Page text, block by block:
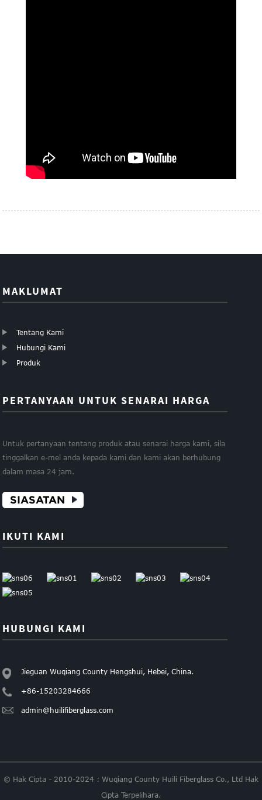
MAKLUMAT
Tentang Kami
Hubungi Kami
Produk
PERTANYAAN UNTUK SENARAI HARGA
Untuk pertanyaan tentang produk atau senarai harga kami, sila
tinggalkan e-mel anda kepada kami dan kami akan berhubung
dalam masa 24 jam.
SIASATAN
IKUTI KAMI
HUBUNGI KAMI
Jieguan Wuqiang County Hengshui, Hebei, China.
+86-15203284666
admin@huilifiberglass.com
© Hak Cipta - 2010-2024 : Wuqiang County Huili Fiberglass Co., Ltd Hak
Cipta Terpelihara.